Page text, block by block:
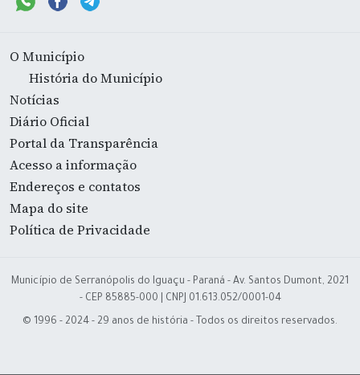
O Município
História do Município
Notícias
Diário Oficial
Portal da Transparência
Acesso a informação
Endereços e contatos
Mapa do site
Política de Privacidade
Município de Serranópolis do Iguaçu - Paraná - Av. Santos Dumont, 2021
- CEP 85885-000 | CNPJ 01.613.052/0001-04
© 1996 - 2024 - 29 anos de história - Todos os direitos reservados.